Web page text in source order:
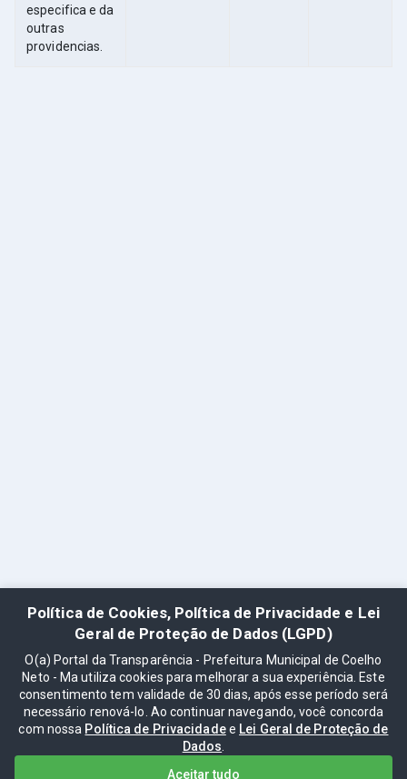
especifica e da
outras
providencias.
Política de Cookies, Política de Privacidade e Lei
Geral de Proteção de Dados (LGPD)
O(a) Portal da Transparência - Prefeitura Municipal de Coelho
Neto - Ma utiliza cookies para melhorar a sua experiência. Este
consentimento tem validade de 30 dias, após esse período será
necessário renová-lo. Ao continuar navegando, você concorda
com nossa Política de Privacidadee Lei Geral de Proteção de
Dados
Aceitar tudo